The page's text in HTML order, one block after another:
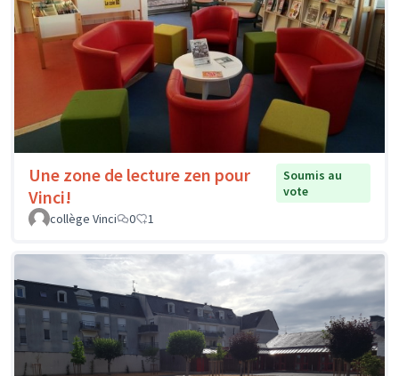
Une zone de lecture zen pour
Vinci!
Soumis au
vote
collège Vinci
0 1